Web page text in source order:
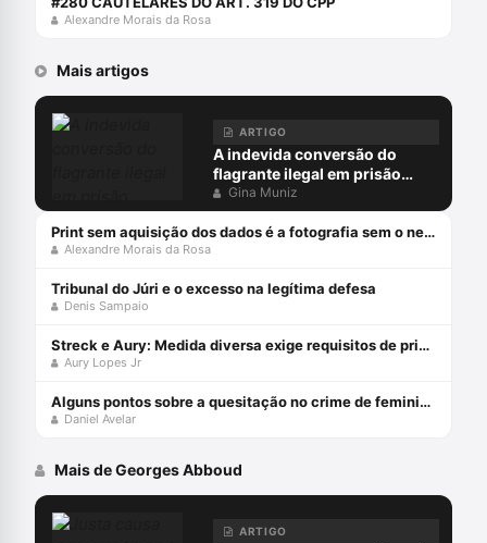
Atualmente, figura como membro do
Alexandre Morais da Rosa
Mais artigos
ARTIGO
A indevida conversão do
flagrante ilegal em prisão
preventiva
Gina Muniz
Print sem aquisição dos dados é a fotografia sem o negativo
Alexandre Morais da Rosa
Tribunal do Júri e o excesso na legítima defesa
Denis Sampaio
Streck e Aury: Medida diversa exige requisitos de prisão!
Aury Lopes Jr
Alguns pontos sobre a quesitação no crime de feminicídio
Daniel Avelar
Mais de Georges Abboud
ARTIGO